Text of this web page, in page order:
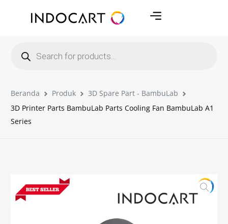
Beranda Produk
3D Spare Part - BambuLab
3D Printer Parts BambuLab Parts Cooling Fan BambuLab A1
Series